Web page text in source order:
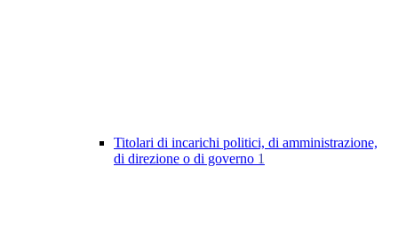
Titolari di incarichi politici, di amministrazione,
di direzione o di governo 1